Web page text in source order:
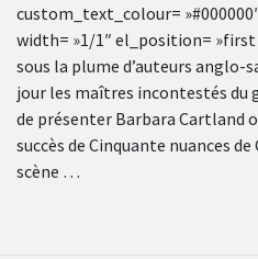
custom_text_colour=
width= »1/1″ el_position=
sous la plume d’auteurs anglo-
jour les maîtres incontestés du
de présenter Barbara Cartland
succès de Cinquante nuances
scène …